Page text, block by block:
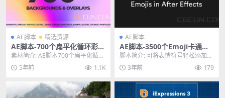
AE脚本 精选资源
AE脚本-700个扁平化循环彩色
渐变背景动画预设包
素材简介: AE脚本700个扁平化循环
彩色渐变背景动画预设包，包含70
0组扁平化...
5年前 1.1K
AE脚本
AE脚本-3500个Emoji卡通表
情符号动画 AfterEmoji v1.0
脚本简介: 可将表情符号轻松添加到
After Effects 中！通过使用开源...
3年前 179